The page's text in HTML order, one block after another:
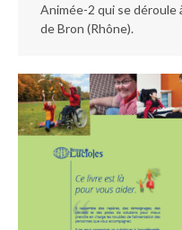
Animée-2 qui se déroule
de Bron (Rhône).